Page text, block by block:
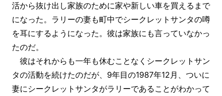
活から抜け出し家族のために家や新しい車を買えるまで
になった。ラリーの妻も町中でシークレットサンタの噂
を耳にするようになった。彼は家族にも言っていなかっ
たのだ。
彼はそれからも一年も休むことなくシークレットサン
タの活動を続けたのだが、9年目の1987年12月、ついに
妻にシークレットサンタがラリーであることがわかって